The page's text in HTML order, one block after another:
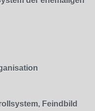
Feindbild